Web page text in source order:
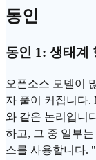
동인
동인 1: 생태
오픈소스 모델이
자 풀이 커집니다.
와 같은 논리입니
하고, 그 중 일부는
스를 사용합니다.